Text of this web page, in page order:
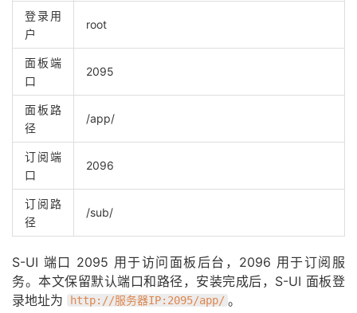
登录用
户
root
面板端
口
2095
面板路
径
/app/
订阅端
口
2096
订阅路
径
/sub/
S-UI 端口 2095 用于访问面板后台，2096 用于订阅服
务。本文保留默认端口和路径，安装完成后，S-UI 面板登
录地址为
http://服务器IP:2095/app/ 。